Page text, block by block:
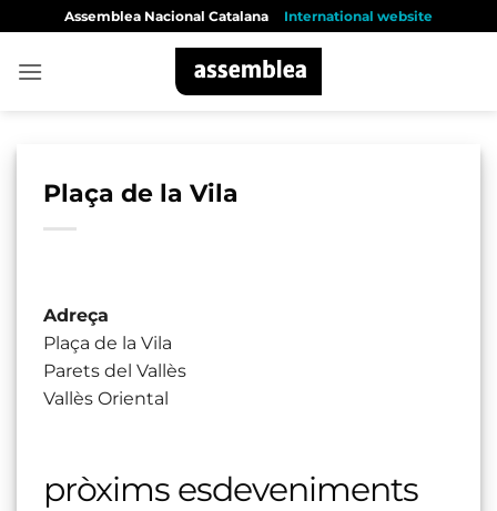
content
Assemblea Nacional Catalana International website
Plaça de la Vila
Adreça
Plaça de la Vila
Parets del Vallès
Vallès Oriental
pròxims esdeveniments